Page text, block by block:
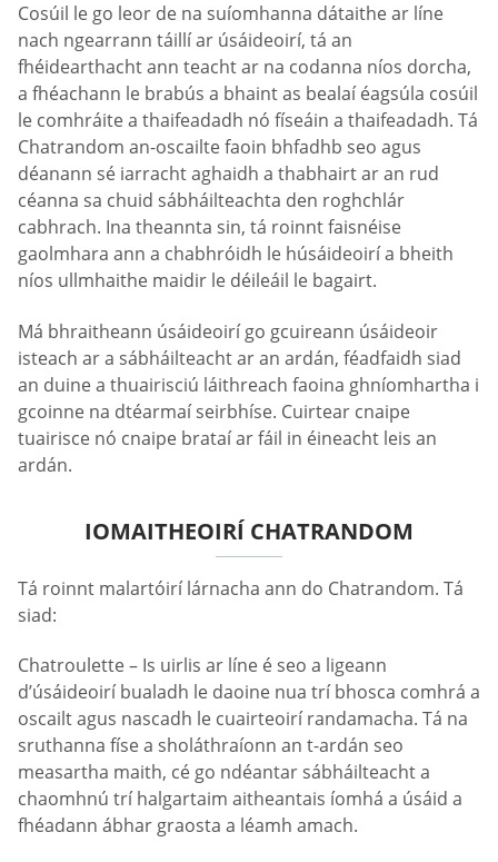
Cosúil le go leor de na suíomhanna dátaithe ar líne
nach ngearrann táillí ar úsáideoirí, tá an
fhéidearthacht ann teacht ar na codanna níos dorcha,
a fhéachann le brabús a bhaint as bealaí éagsúla cosúil
le comhráite a thaifeadadh nó físeáin a thaifeadadh. Tá
Chatrandom an-oscailte faoin bhfadhb seo agus
déanann sé iarracht aghaidh a thabhairt ar an rud
céanna sa chuid sábháilteachta den roghchlár
cabhrach. Ina theannta sin, tá roinnt faisnéise
gaolmhara ann a chabhróidh le húsáideoirí a bheith
níos ullmhaithe maidir le déileáil le bagairt.
Má bhraitheann úsáideoirí go gcuireann úsáideoir
isteach ar a sábháilteacht ar an ardán, féadfaidh siad
an duine a thuairisciú láithreach faoina ghníomhartha i
gcoinne na dtéarmaí seirbhíse. Cuirtear cnaipe
tuairisce nó cnaipe brataí ar fáil in éineacht leis an
ardán.
IOMAITHEOIRÍ CHATRANDOM
Tá roinnt malartóirí lárnacha ann do Chatrandom. Tá
siad:
Chatroulette – Is uirlis ar líne é seo a ligeann
d’úsáideoirí bualadh le daoine nua trí bhosca comhrá a
oscailt agus nascadh le cuairteoirí randamacha. Tá na
sruthanna físe a sholáthraíonn an t-ardán seo
measartha maith, cé go ndéantar sábháilteacht a
chaomhnú trí halgartaim aitheantais íomhá a úsáid a
fhéadann ábhar graosta a léamh amach.